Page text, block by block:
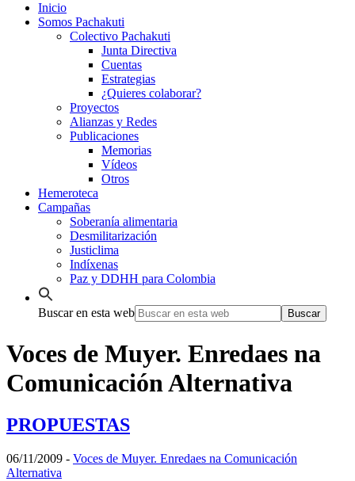
Inicio
Somos Pachakuti
Colectivo Pachakuti
Junta Directiva
Cuentas
Estrategias
¿Quieres colaborar?
Proyectos
Alianzas y Redes
Publicaciones
Memorias
Vídeos
Otros
Hemeroteca
Campañas
Soberanía alimentaria
Desmilitarización
Justiclima
Indíxenas
Paz y DDHH para Colombia
Buscar en esta web
Voces de Muyer. Enredaes na
Comunicación Alternativa
PROPUESTAS
06/11/2009 - Voces de Muyer. Enredaes na Comunicación
Alternativa